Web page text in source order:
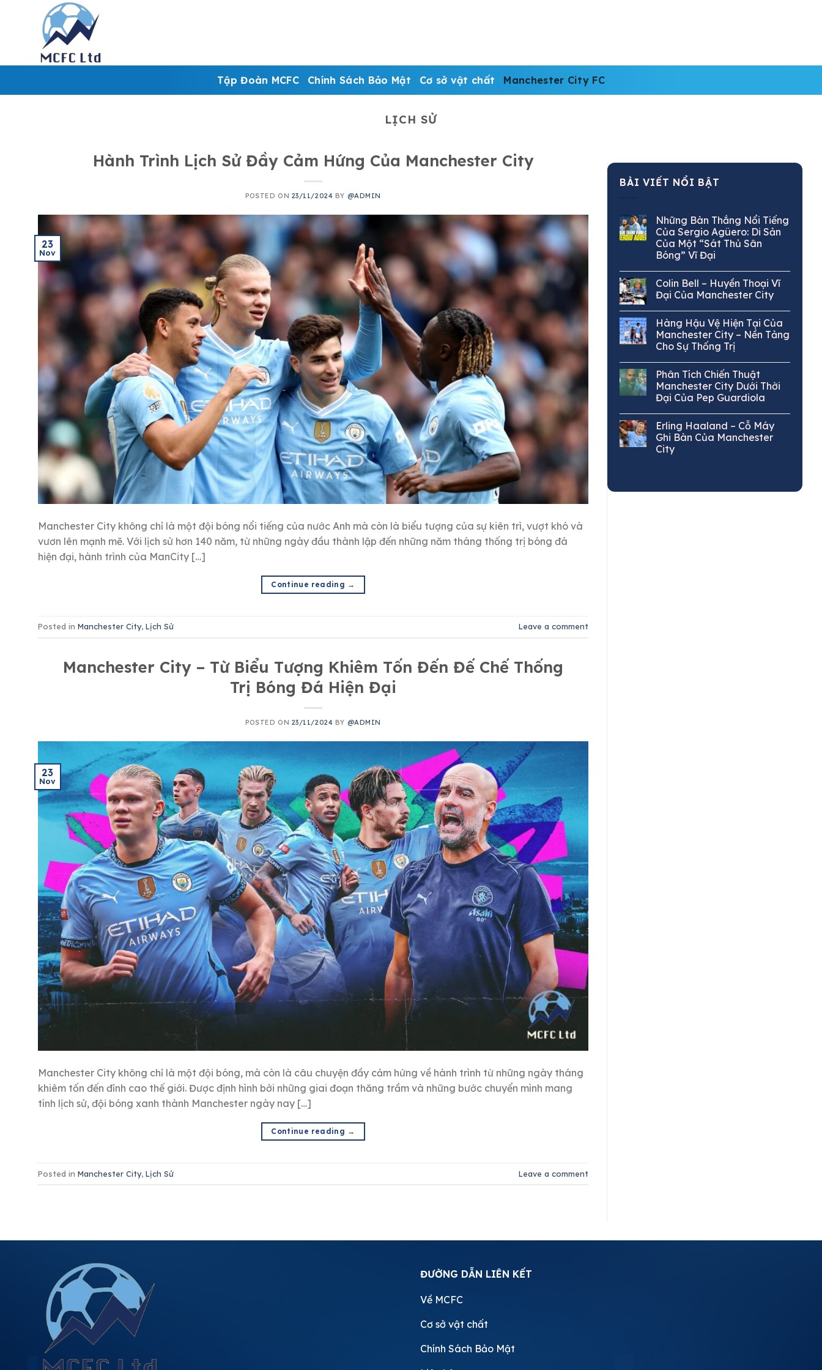
Tập Đoàn MCFC Chính Sách Bảo Mật Cơ sở vật chất Manchester City FC
LỊCH SỬ
Hành Trình Lịch Sử Đầy Cảm Hứng Của Manchester City
POSTED ON 23/11/2024 BY @ADMIN
23
Nov
Manchester City không chỉ là một đội bóng nổi tiếng của nước Anh mà còn là biểu tượng của sự kiên trì, vượt khó và
vươn lên mạnh mẽ. Với lịch sử hơn 140 năm, từ những ngày đầu thành lập đến những năm tháng thống trị bóng đá
hiện đại, hành trình của ManCity […]
Continue reading →
Posted in Manchester City, Lịch Sử Leave a comment
Manchester City – Từ Biểu Tượng Khiêm Tốn Đến Đế Chế Thống
Trị Bóng Đá Hiện Đại
POSTED ON 23/11/2024 BY @ADMIN
23
Nov
Manchester City không chỉ là một đội bóng, mà còn là câu chuyện đầy cảm hứng về hành trình từ những ngày tháng
khiêm tốn đến đỉnh cao thế giới. Được định hình bởi những giai đoạn thăng trầm và những bước chuyển mình mang
tính lịch sử, đội bóng xanh thành Manchester ngày nay […]
Continue reading →
Posted in Manchester City, Lịch Sử Leave a comment
BÀI VIẾT NỔI BẬT
Những Bàn Thắng Nổi Tiếng
Của Sergio Agüero: Di Sản
Của Một “Sát Thủ Sân
Bóng” Vĩ Đại
Colin Bell – Huyền Thoại Vĩ
Đại Của Manchester City
Hàng Hậu Vệ Hiện Tại Của
Manchester City – Nền Tảng
Cho Sự Thống Trị
Phân Tích Chiến Thuật
Manchester City Dưới Thời
Đại Của Pep Guardiola
Erling Haaland – Cỗ Máy
Ghi Bàn Của Manchester
City
ĐƯỜNG DẪN LIÊN KẾT
Về MCFC
Cơ sở vật chất
Chính Sách Bảo Mật